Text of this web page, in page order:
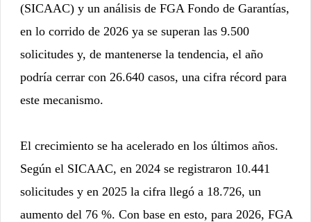
(SICAAC) y un análisis de FGA Fondo de Garantías,
en lo corrido de 2026 ya se superan las 9.500
solicitudes y, de mantenerse la tendencia, el año
podría cerrar con 26.640 casos, una cifra récord para
este mecanismo.
El crecimiento se ha acelerado en los últimos años.
Según el SICAAC, en 2024 se registraron 10.441
solicitudes y en 2025 la cifra llegó a 18.726, un
aumento del 76 %. Con base en esto, para 2026, FGA